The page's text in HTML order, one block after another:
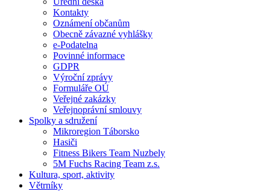
Kontakty
Oznámení občanům
Obecně závazné vyhlášky
e-Podatelna
Povinné informace
GDPR
Výroční zprávy
Formuláře OÚ
Veřejné zakázky
Veřejnoprávní smlouvy
Spolky a sdružení
Mikroregion Táborsko
Hasiči
Fitness Bikers Team Nuzbely
5M Fuchs Racing Team z.s.
Kultura, sport, aktivity
Větrníky